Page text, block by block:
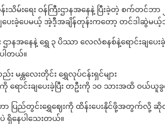
မ်းရေး ဝန်ကြီးဌာနအနေနဲ့ ပြီးခဲ့တဲ့ စက်တင်ဘာ
ပေးခဲ့ပေမယ့် အဲ့ဒီ့အချိန်‌တုန်းကတော့ တင်ဒါဆွဲ
အနေနဲ့ ရွှေ ၃ ပိဿာ လေလံစနစ်နဲ့ရောင်းချပေး
ါတယ်။
န္တလေးတိုင်း ရွှေလုပ်ငန်းရှင်များ
ရောင်းချပေးခဲ့ပြီး တဦးကို ၁၀ သားအထိ ဝ
ာ ပြည်တွင်းရွှေဈေးကို ထိန်းပေးနိုင်ဖို့အတွက်လို့
ရှိနေပါသေးတယ်။